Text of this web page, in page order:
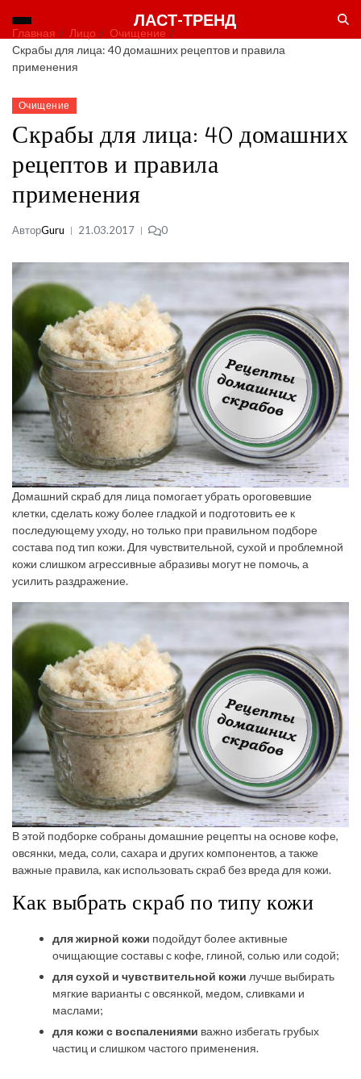
ЛАСТ-ТРЕНД
Главная Лицо
Очищение
Скрабы для лица: 40 домашних рецептов и правила
применения
Очищение
Скрабы для лица: 40 домашних
рецептов и правила
применения
АвторGuru 21.03.2017 0
Домашний скраб для лица помогает убрать ороговевшие
клетки, сделать кожу более гладкой и подготовить ее к
последующему уходу, но только при правильном подборе
состава под тип кожи. Для чувствительной, сухой и проблемной
кожи слишком агрессивные абразивы могут не помочь, а
усилить раздражение.
В этой подборке собраны домашние рецепты на основе кофе,
овсянки, меда, соли, сахара и других компонентов, а также
важные правила, как использовать скраб без вреда для кожи.
Как выбрать скраб по типу кожи
для жирной кожи подойдут более активные
очищающие составы с кофе, глиной, солью или содой;
для сухой и чувствительной кожи лучше выбирать
мягкие варианты с овсянкой, медом, сливками и
маслами;
для кожи с воспалениями важно избегать грубых
частиц и слишком частого применения.